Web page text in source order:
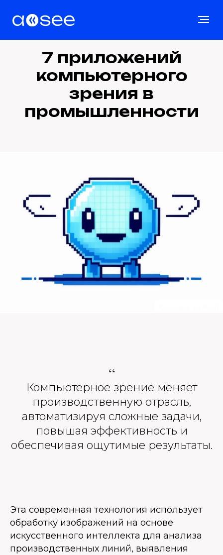
7 приложений
компьютерного
зрения в
промышленности
“
Компьютерное зрение меняет
производственную отрасль,
автоматизируя сложные задачи,
повышая эффективность и
обеспечивая ощутимые результаты.
Эта современная технология использует
обработку изображений на основе
искусственного интеллекта для анализа
производственных линий, выявления